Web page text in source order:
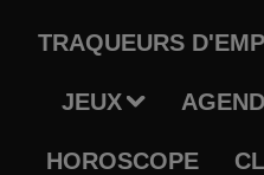
TRAQUEURS
JEUX
HOROSCOPE